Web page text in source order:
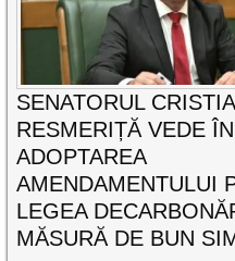
SENATORUL
RESMERIȚĂ VEDE ÎN
ADOPTAREA
AMENDAMENTULUI
LEGEA
MĂSURĂ DE BUN